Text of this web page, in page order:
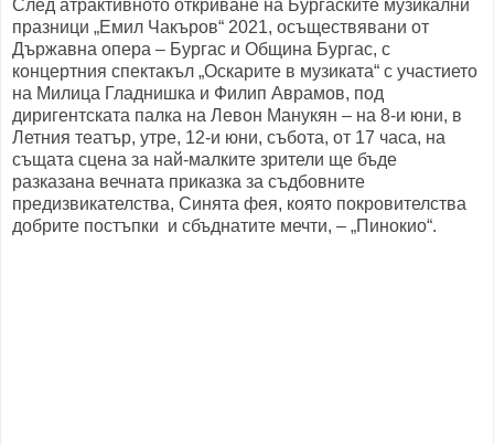
След атрактивното откриване на Бургаските музикални
празници „Емил Чакъров“ 2021, осъществявани от
Държавна опера – Бургас и Община Бургас, с
концертния спектакъл „Оскарите в музиката“ с участието
на Милица Гладнишка и Филип Аврамов, под
диригентската палка на Левон Манукян – на 8-и юни, в
Летния театър, утре, 12-и юни, събота, от 17 часа, на
същата сцена за най-малките зрители ще бъде
разказана вечната приказка за съдбовните
предизвикателства, Синята фея, която покровителства
добрите постъпки и сбъднатите мечти, – „Пинокио“.